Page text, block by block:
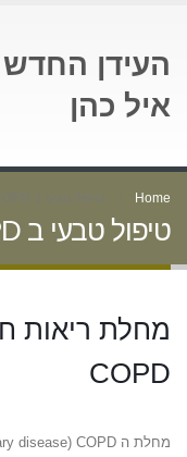
העידן
איל כהן
Home טיפול טבעי ב COPD
טיפול טבעי ב COPD
מחלת ריאות
COPD